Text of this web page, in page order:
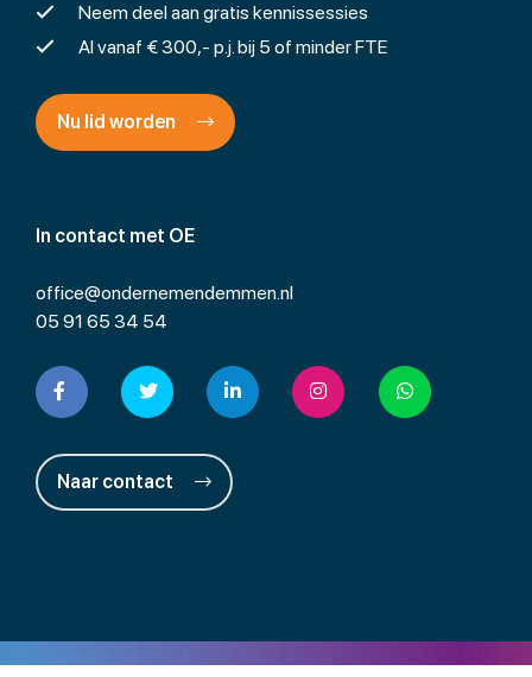
In contact met OE
office@ondernemendemmen.nl
05 91 65 34 54
Naar contact
Neem deel aan gratis kennissessies
Al vanaf € 300,- p.j. bij 5 of minder FTE
Nu lid worden